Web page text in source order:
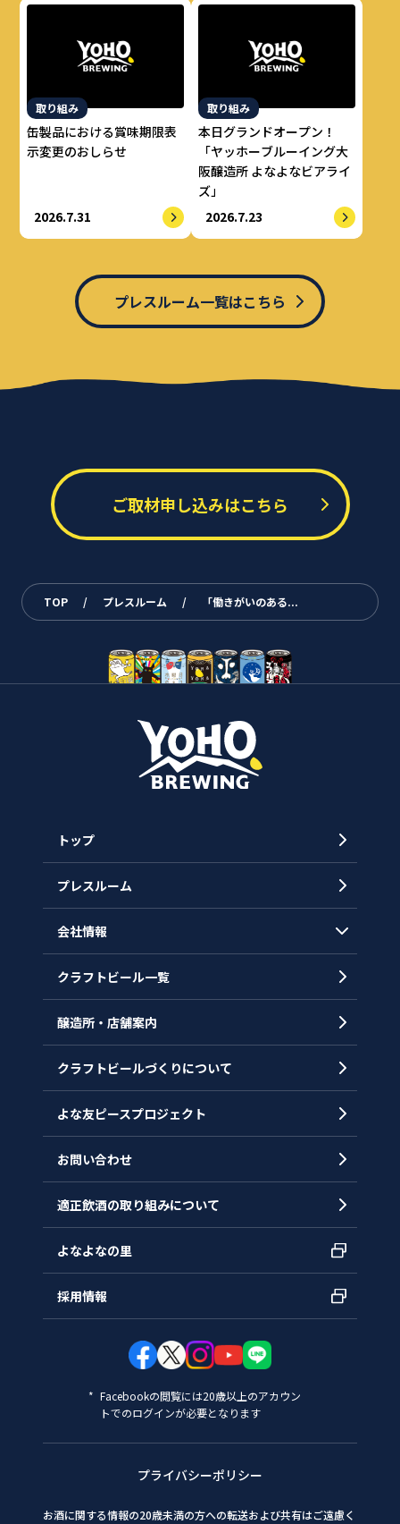
取り組み
缶製品における賞味期限表
示変更のおしらせ
2026.7.31
取り組み
本日グランドオープン！
「ヤッホーブルーイング大
阪醸造所 よなよなビアライ
ズ」
2026.7.23
プレスルーム一覧はこちら
ご取材申し込みはこちら
TOP / プレスルーム / 「働きがいのある...
トップ
プレスルーム
会社情報
会社概要
沿革
クラフトビール一覧
醸造所・店舗案内
クラフトビールづくりについて
よな友ピースプロジェクト
お問い合わせ
適正飲酒の取り組みについて
よなよなの里
採用情報
Facebookの閲覧には20歳以上のアカウン
トでのログインが必要となります
プライバシーポリシー
お酒に関する情報の20歳未満の方への転送および共有はご遠慮く